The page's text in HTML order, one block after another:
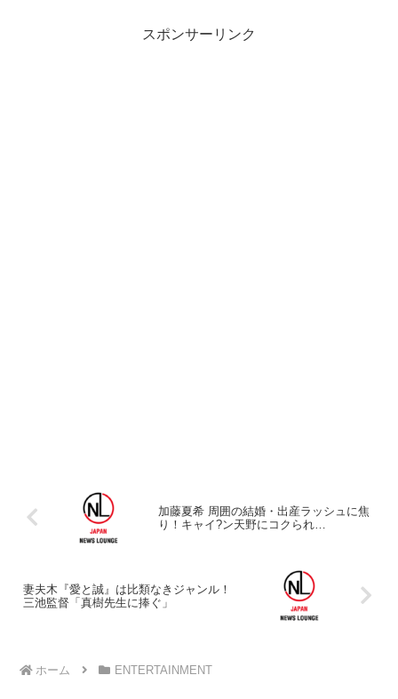
スポンサーリンク
加藤夏希 周囲の結婚・出産ラッシュに焦
り！キャイ?ン天野にコクられ…
妻夫木『愛と誠』は比類なきジャンル！
三池監督「真樹先生に捧ぐ」
ホーム ENTERTAINMENT